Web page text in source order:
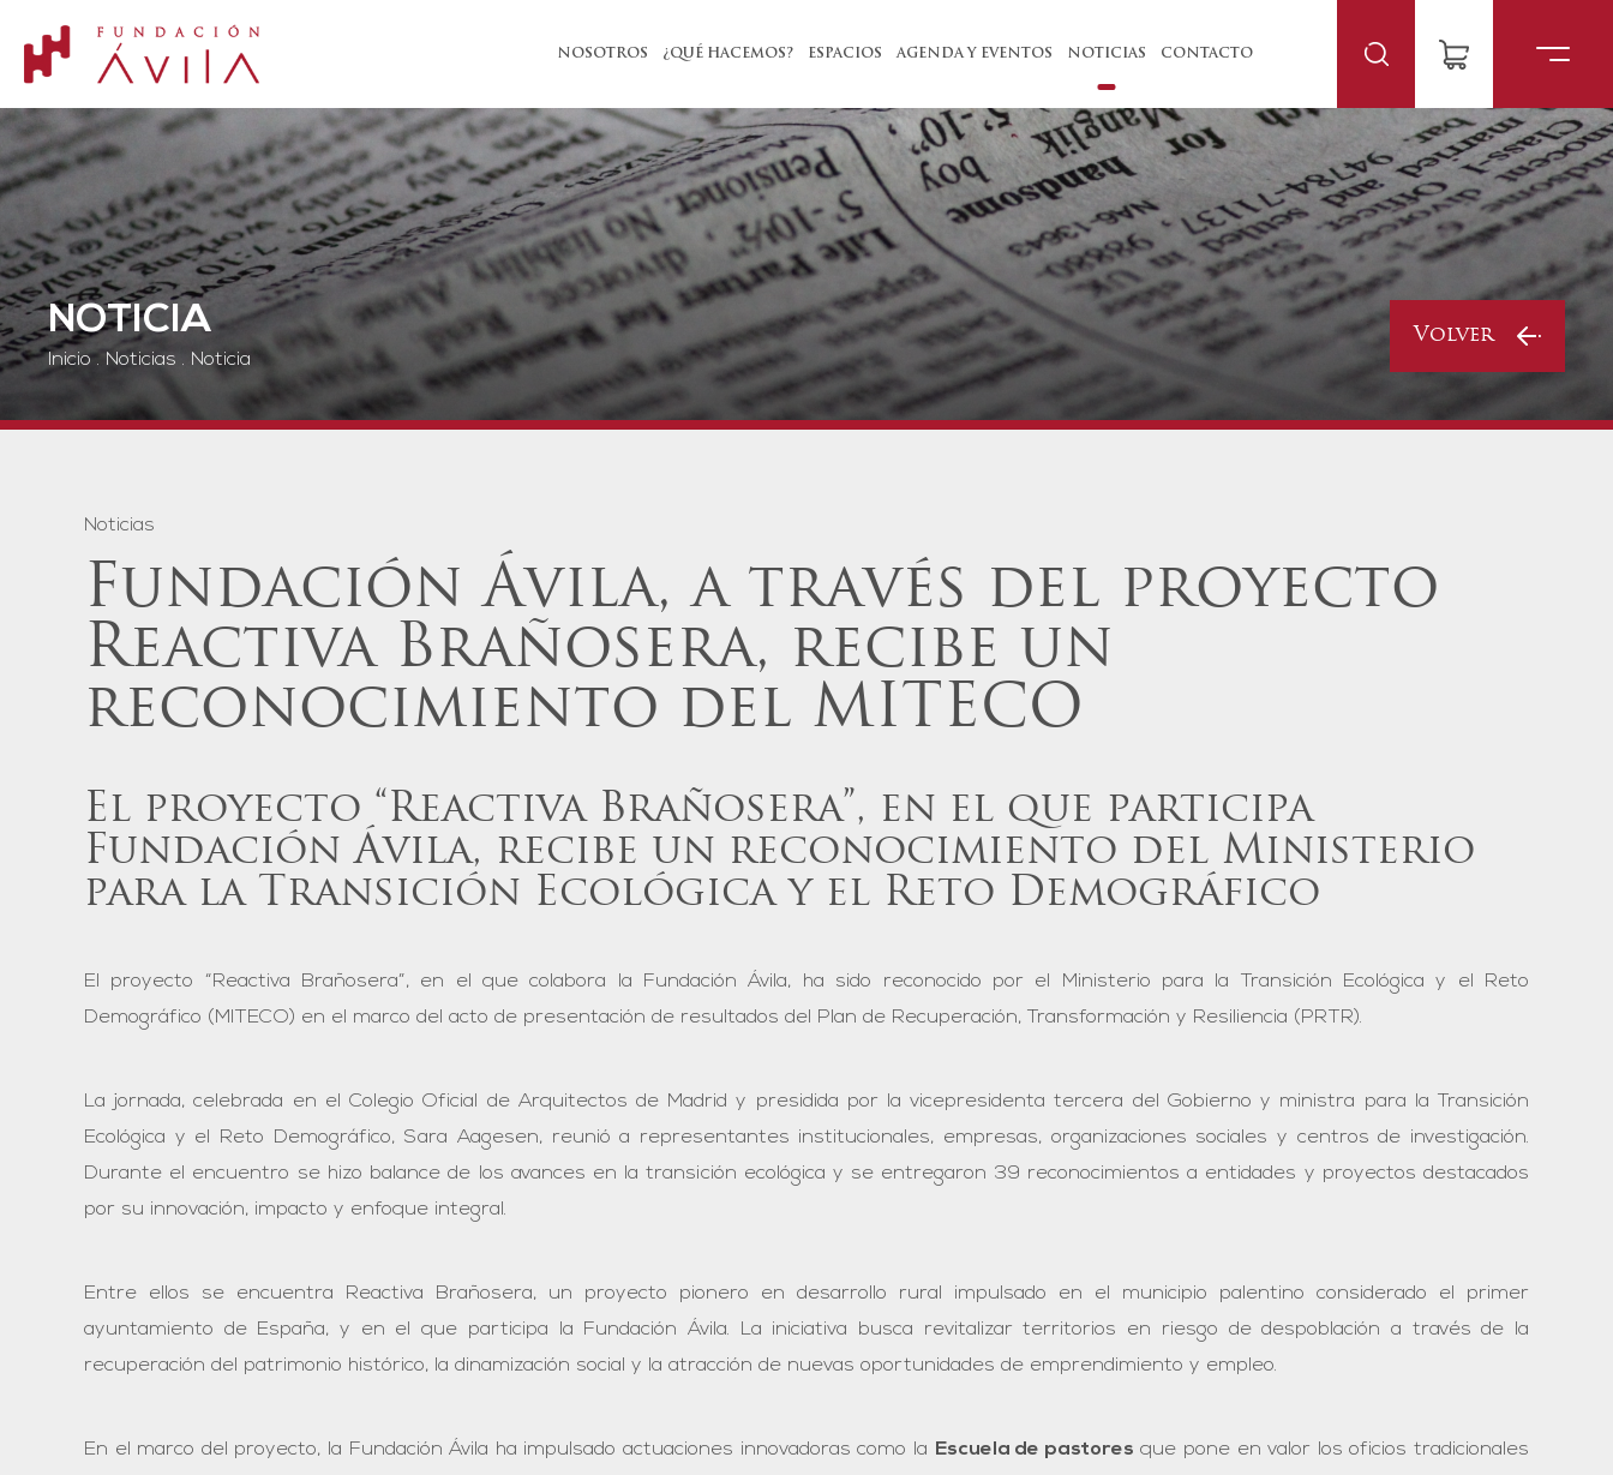
NOSOTROS ¿QUÉ HACEMOS? ESPACIOS AGENDA Y EVENTOS NOTICIAS CONTACTO
NOTICIA
Inicio . Noticias . Noticia
Volver
Noticias
Fundación Ávila, a través del proyecto
Reactiva Brañosera, recibe un
reconocimiento del MITECO
El proyecto “Reactiva Brañosera”, en el que participa
Fundación Ávila, recibe un reconocimiento del Ministerio
para la Transición Ecológica y el Reto Demográfico
El proyecto “Reactiva Brañosera”, en el que colabora la Fundación Ávila, ha sido reconocido por el Ministerio para la Transición Ecológica y el Reto
Demográfico (MITECO) en el marco del acto de presentación de resultados del Plan de Recuperación, Transformación y Resiliencia (PRTR).
La jornada, celebrada en el Colegio Oficial de Arquitectos de Madrid y presidida por la vicepresidenta tercera del Gobierno y ministra para la Transición
Ecológica y el Reto Demográfico, Sara Aagesen, reunió a representantes institucionales, empresas, organizaciones sociales y centros de investigación.
Durante el encuentro se hizo balance de los avances en la transición ecológica y se entregaron 39 reconocimientos a entidades y proyectos destacados
por su innovación, impacto y enfoque integral.
Entre ellos se encuentra Reactiva Brañosera, un proyecto pionero en desarrollo rural impulsado en el municipio palentino considerado el primer
ayuntamiento de España, y en el que participa la Fundación Ávila. La iniciativa busca revitalizar territorios en riesgo de despoblación a través de la
recuperación del patrimonio histórico, la dinamización social y la atracción de nuevas oportunidades de emprendimiento y empleo.
En el marco del proyecto, la Fundación Ávila ha impulsado actuaciones innovadoras como la Escuela de pastores que pone en valor los oficios tradicionales